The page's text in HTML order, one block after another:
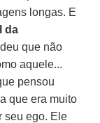
longas. E
da
que não
aquele...
pensou
que era muito
seu ego. Ele